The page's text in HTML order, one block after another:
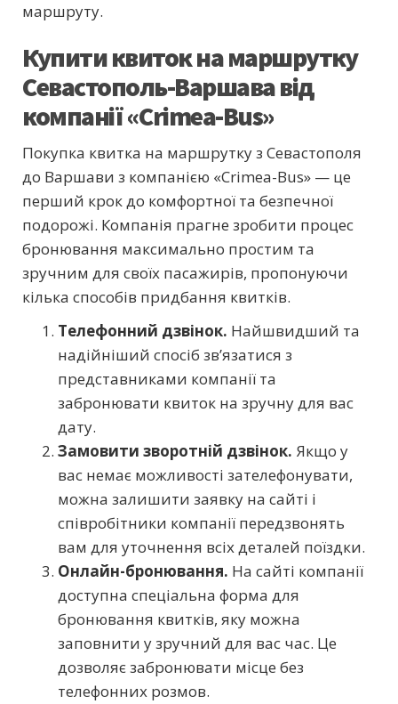
маршруту.
Купити квиток на маршрутку
Севастополь-Варшава від
компанії «Crimea-Bus»
Покупка квитка на маршрутку з Севастополя
до Варшави з компанією «Crimea-Bus» — це
перший крок до комфортної та безпечної
подорожі. Компанія прагне зробити процес
бронювання максимально простим та
зручним для своїх пасажирів, пропонуючи
кілька способів придбання квитків.
Телефонний дзвінок. Найшвидший та
надійніший спосіб зв’язатися з
представниками компанії та
забронювати квиток на зручну для вас
дату.
Замовити зворотній дзвінок. Якщо у
вас немає можливості зателефонувати,
можна залишити заявку на сайті і
співробітники компанії передзвонять
вам для уточнення всіх деталей поїздки.
Онлайн-бронювання. На сайті компанії
доступна спеціальна форма для
бронювання квитків, яку можна
заповнити у зручний для вас час. Це
дозволяє забронювати місце без
телефонних розмов.